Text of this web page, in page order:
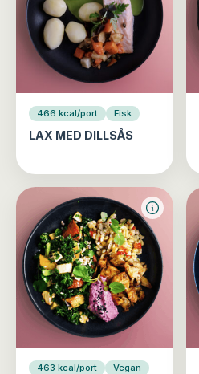
466 kcal/port Fisk
LAX MED DILLSÅS
463 kcal/port Vegan